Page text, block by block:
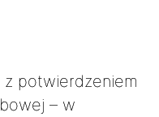
z potwierdzeniem
– w